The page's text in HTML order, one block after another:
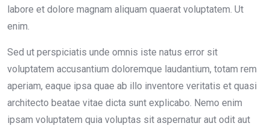
labore et dolore magnam aliquam quaerat voluptatem. Ut
enim.
Sed ut perspiciatis unde omnis iste natus error sit
voluptatem accusantium doloremque laudantium, totam rem
aperiam, eaque ipsa quae ab illo inventore veritatis et quasi
architecto beatae vitae dicta sunt explicabo. Nemo enim
ipsam voluptatem quia voluptas sit aspernatur aut odit aut